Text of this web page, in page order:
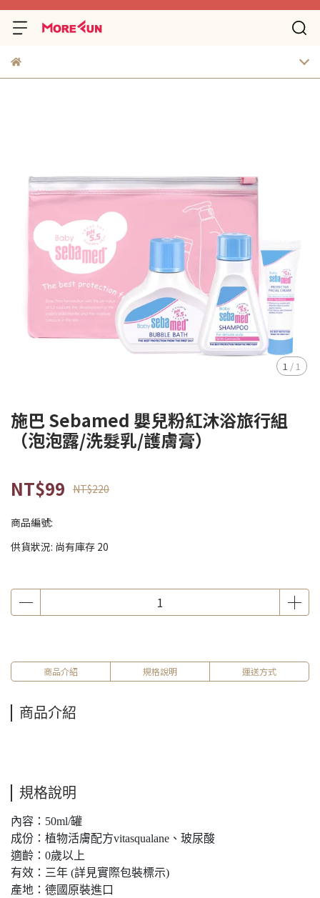
1 /1
施巴 Sebamed 嬰兒粉紅沐浴旅行組
（泡泡露/洗髮乳/護膚膏）
NT$99 NT$220
商品編號:
供貨狀況: 尚有庫存 20
商品介紹 規格說明 運送方式
商品介紹
規格說明
內容：50ml/罐
成份：植物活膚配方vitasqualane、玻尿酸
適齡：0歲以上
有效：三年 (詳見實際包裝標示)
產地：德國原裝進口